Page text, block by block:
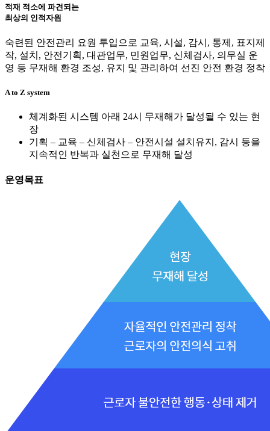
적재 적소에 파견되는
최상의 인적자원
숙련된 안전관리 요원 투입으로 교육, 시설, 감시, 통제, 표지제
작, 설치, 안전기획, 대관업무, 민원업무, 신체검사, 의무실 운
영 등 무재해 환경 조성, 유지 및 관리하여 선진 안전 환경 정착
A to Z system
체계화된 시스템 아래 24시 무재해가 달성될 수 있는 현
장
기획 – 교육 – 신체검사 – 안전시설 설치유지, 감시 등을
지속적인 반복과 실천으로 무재해 달성
운영목표